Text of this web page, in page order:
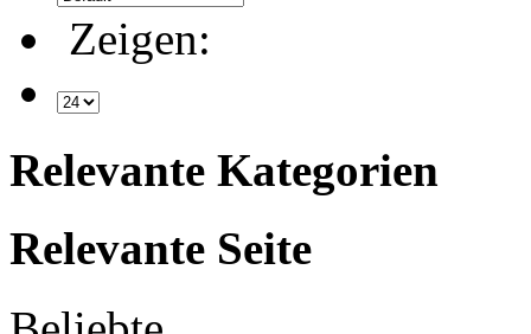
Zeigen:
Relevante Kategorien
Relevante Seite